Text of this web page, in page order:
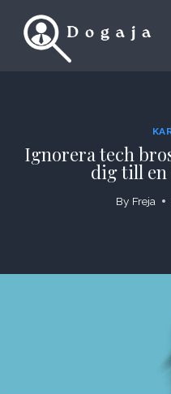
Ignorera tech
dig till en
By Freja